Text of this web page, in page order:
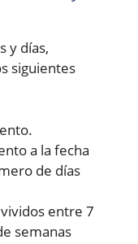
y días,
siguientes
a la fecha
de días
entre 7
semanas